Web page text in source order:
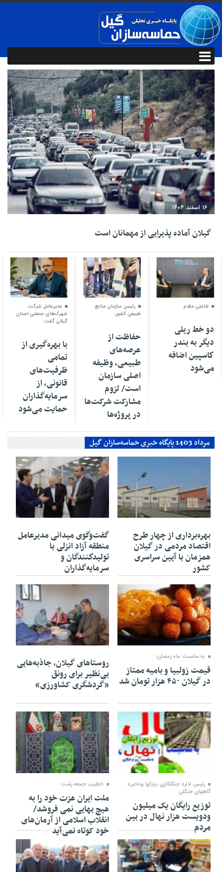
۱۶ اسفند ۱۴۰۴
گیلان آماده پذیرایی‌ از مهمانان است
۰۴ اسفند ۱۴۰۴
طاعتی مقدم
دو خط ریلی
دیگر به بندر
كاسپین اضافه
می‌شود
۰۱ اسفند ۱۴۰۴
رئیس سازمان منابع
طبیعی کشور:
حفاظت از
عرصه‌های
طبیعی، وظیفه
اصلی سازمان
است/ لزوم
مشارکت شرکت‌ها
در پروژه‌ها
۳۰ بهمن ۱۴۰۴
مدیرعامل شرکت
شهرک‌های صنعتی استان
گیلان گفت:
با بهره‌گیری از
تمامی
ظرفیت‌های
قانونی، از
سرمایه‌گذاران
حمایت می‌شود
مرداد 1403 پایگاه خبری حماسه‌سازان گیل
۳۰ بهمن ۱۴۰۴
بهره‌برداری از چهار طرح
اقتصاد مردمی در گیلان
همزمان با آیین سراسری
کشور
گفت‌وگوی میدانی مدیرعامل
منطقه آزاد انزلی با
تولیدكنندگان و
سرمایه‌گذاران
۳۰ بهمن ۱۴۰۴
به مناسبت ماه رمضان؛
قیمت زولبیا و بامیه ممتاز
در گیلان ۴۵۰ هزار تومان شد
۲۷ بهمن ۱۴۰۴
روستاهای گیلان، جاذبه‌هایی
بی‌نظیر برای رونق
«گردشگری کشاورزی»
رئیس اداره جنگلکاری ،پارکها وذخیره
گاههای جنگلی
توزیع رایگان یک میلیون
ودویست هزار نهال در بین
مردم
۲۴ بهمن ۱۴۰۴
خطیب جمعه رشت:
ملت ایران عزت خود را به
هیچ بهایی نمی فروشد/
انقلاب اسلامی از آرمان‌های
خود کوتاه نمی‌آید